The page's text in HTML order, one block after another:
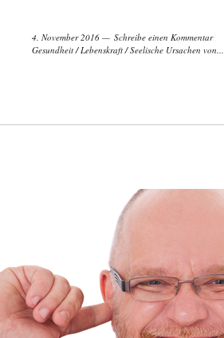
4. November 2016
Schreibe einen Kommentar
Gesundheit/Lebenskraft/Seelische Ursachen von...